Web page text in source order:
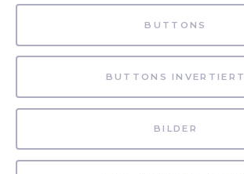
BUTTONS
BUTTONS INVERTIERT
BILDER